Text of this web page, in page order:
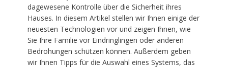
dagewesene Kontrolle über die Sicherheit ihres
Hauses. In diesem Artikel stellen wir Ihnen einige der
neuesten Technologien vor und zeigen Ihnen, wie
Sie Ihre Familie vor Eindringlingen oder anderen
Bedrohungen schützen können. Außerdem geben
wir Ihnen Tipps für die Auswahl eines Systems, das